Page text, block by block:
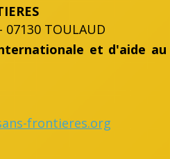
TOULAUD
et d'aide au
frontieres.org